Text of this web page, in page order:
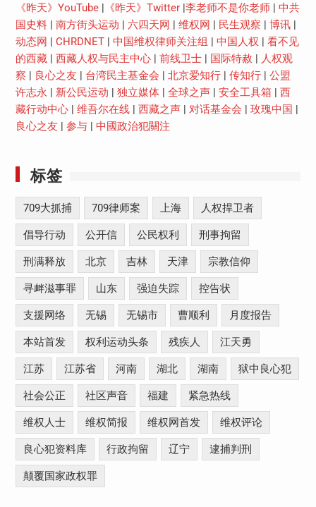
《昨天》YouTube| 《昨天》Twitter|李老师不是你老师| 中共
国史料| 南方街头运动 | 六四天网 | 维权网 | 民生观察 | 博讯|
动态网 | CHRDNET| 中国维权律师关注组 | 中国人权 | 看不见
的西藏| 西藏人权与民主中心| 前线卫士| 国际特赦 | 人权观
察 | 良心之友 | 台湾民主基金会 | 北京爱知行| 传知行| 公盟
许志永 | 新公民运动 | 独立媒体| 全球之声| 安全工具箱 | 西
藏行动中心| 维吾尔在线| 西藏之声| 对话基金会 | 玫瑰中国 |
良心之友 | 参与| 中國政治犯關注
标签
709大抓捕 709律师案 上海 人权捍卫者
倡导行动 公开信 公民权利 刑事拘留
刑满释放 北京 吉林 天津 宗教信仰
寻衅滋事罪 山东 强迫失踪 控告状
支援网络 无锡 无锡市 曹顺利 月度报告
本站首发 权利运动头条 残疾人 江天勇
江苏 江苏省 河南 湖北 湖南 狱中良心犯
社会公正 社区声音 福建 紧急热线
维权人士 维权简报 维权网首发 维权评论
良心犯资料库 行政拘留 辽宁 逮捕判刑
颠覆国家政权罪